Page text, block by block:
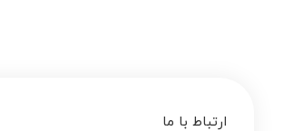
ارتباط با ما